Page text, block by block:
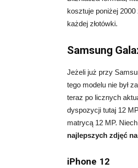
kosztuje poniżej
każdej złotówki.
Samsung
Jeżeli już przy
tego modelu nie był
teraz po licznych
dyspozycji tutaj 12
matrycą 12 MP.
najlepszych zdjęć
iPhone 12